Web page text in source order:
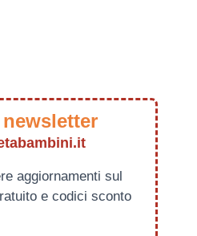
aggiornamenti sul
e codici sconto